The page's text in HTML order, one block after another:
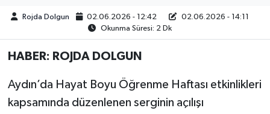
Rojda Dolgun 02.06.2026 - 12:42
02.06.2026 - 14:11
Okunma Süresi: 2 Dk
HABER: ROJDA DOLGUN
Aydın’da Hayat Boyu Öğrenme Haftası etkinlikleri
kapsamında düzenlenen serginin açılışı
SAĞLIK